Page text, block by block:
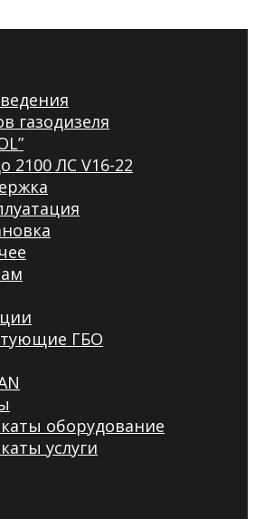
газодизеля
2100 ЛС V16-22
ГБО
оборудование
услуги